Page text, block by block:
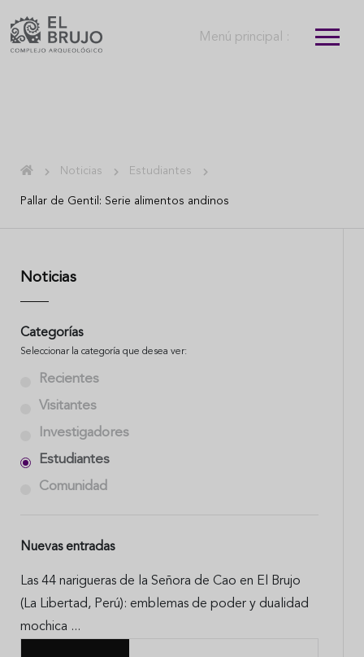
Menú principal :
Noticias Estudiantes
Pallar de Gentil: Serie alimentos andinos
Noticias
Categorías
Seleccionar la categoría que desea ver:
Recientes
Visitantes
Investigadores
Estudiantes
Comunidad
Nuevas entradas
Las 44 narigueras de la Señora de Cao en El Brujo
(La Libertad, Perú): emblemas de poder y dualidad
mochica ...